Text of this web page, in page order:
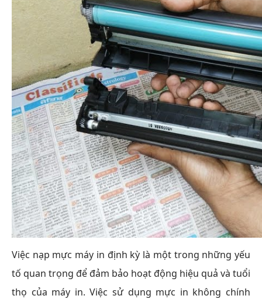
Việc nạp mực máy in định kỳ là một trong những yếu
tố quan trọng để đảm bảo hoạt động hiệu quả và tuổi
thọ của máy in. Việc sử dụng mực in không chính